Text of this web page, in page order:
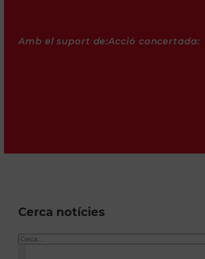
Amb el suport de:Acció concertada:
Cerca notícies
Cercar